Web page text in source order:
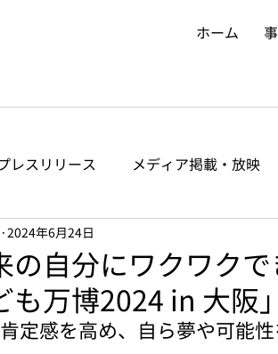
ホーム
レスリリース メディア掲載・放映
の自分にワクワク
も万博2024 in 大阪
2024年6月24日
定感を高め、自ら夢や可能